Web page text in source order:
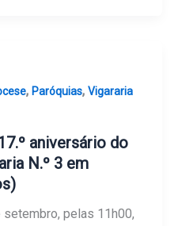
, Paróquias, Vigararia
aniversário do
N.º 3 em
pelas 11h00,